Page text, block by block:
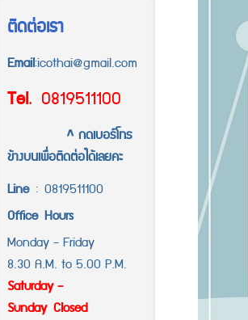
ติดต่อเรา
Email:icothai@gmail.com
Tel. 0819511100
^ กดเบอร์โทร
ข้างบนเพื่อติดต่อได้เลยคะ
Line: 0819511100
Office Hours
Monday - Friday
8.30 A.M. to 5.00 P.M.
Saturday -
Sunday Closed